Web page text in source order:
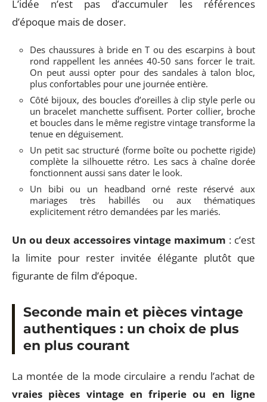
L’idée n’est pas d’accumuler les références
d’époque mais de doser.
Des chaussures à bride en T ou des escarpins à bout
rond rappellent les années 40-50 sans forcer le trait.
On peut aussi opter pour des sandales à talon bloc,
plus confortables pour une journée entière.
Côté bijoux, des boucles d’oreilles à clip style perle ou
un bracelet manchette suffisent. Porter collier, broche
et boucles dans le même registre vintage transforme la
tenue en déguisement.
Un petit sac structuré (forme boîte ou pochette rigide)
complète la silhouette rétro. Les sacs à chaîne dorée
fonctionnent aussi sans dater le look.
Un bibi ou un headband orné reste réservé aux
mariages très habillés ou aux thématiques
explicitement rétro demandées par les mariés.
Un ou deux accessoires vintage maximum : c’est
la limite pour rester invitée élégante plutôt que
figurante de film d’époque.
Seconde main et pièces vintage
authentiques : un choix de plus
en plus courant
La montée de la mode circulaire a rendu l’achat de
vraies pièces vintage en friperie ou en ligne